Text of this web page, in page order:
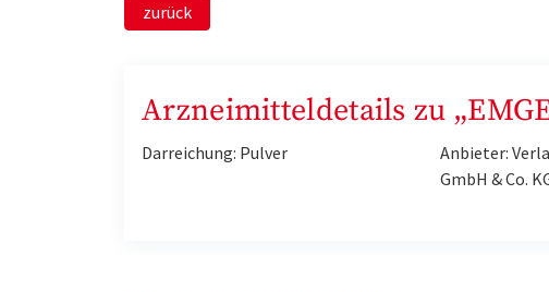
zurück
Arzneimitteldetails zu
Darreichung: Pulver
Anbieter:
GmbH & Co.